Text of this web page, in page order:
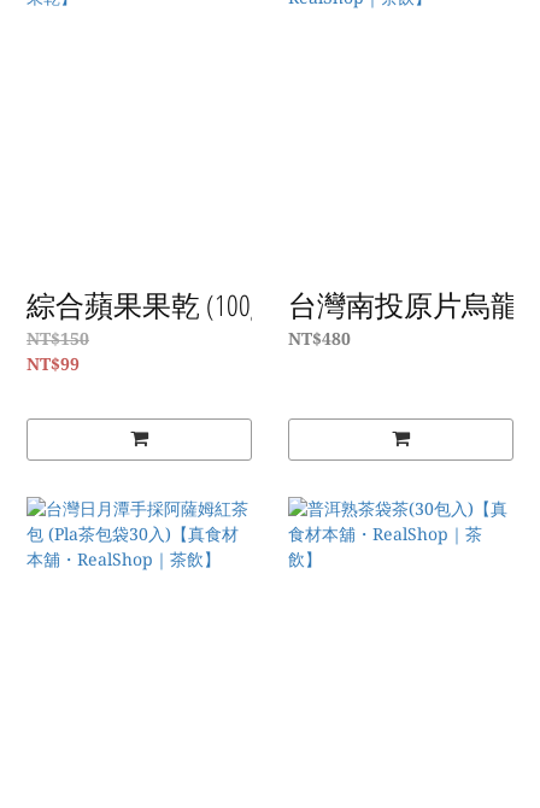
綜合蘋果果乾 (100g/包)【真食材本舖・
NT$150
NT$99
台灣南投原片烏龍
NT$480